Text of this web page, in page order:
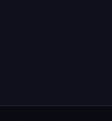
Trần Thực như thế nào?